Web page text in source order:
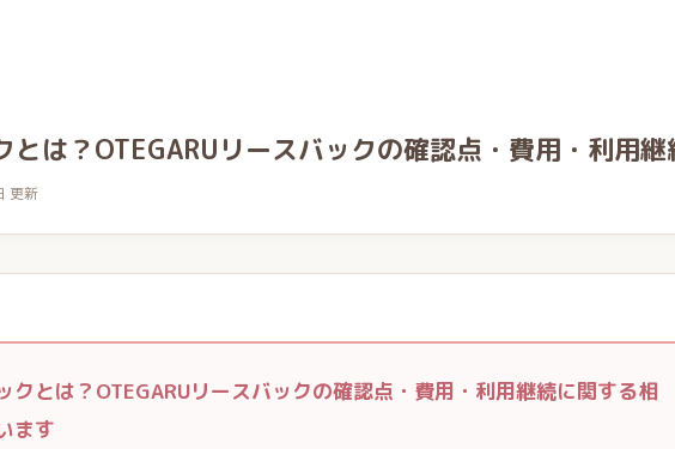
とは？OTEGARUリースバックの確認点・費用・利用継
更新
クとは？OTEGARUリースバックの確認点・費用・利用継続に関する相
ます